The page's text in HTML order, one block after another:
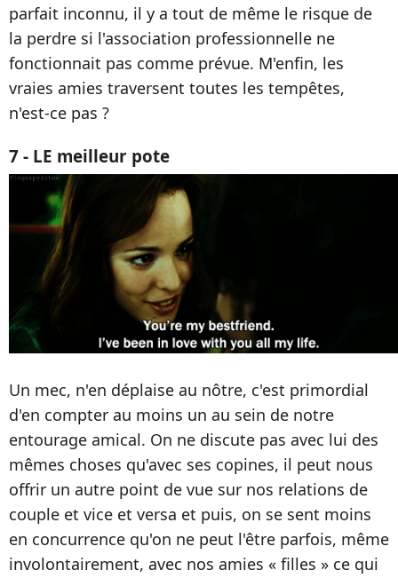
parfait inconnu, il y a tout de même le risque de
la perdre si l'association professionnelle ne
fonctionnait pas comme prévue. M'enfin, les
vraies amies traversent toutes les tempêtes,
n'est-ce pas ?
7 - LE meilleur pote
Un mec, n'en déplaise au nôtre, c'est primordial
d'en compter au moins un au sein de notre
entourage amical. On ne discute pas avec lui des
mêmes choses qu'avec ses copines, il peut nous
offrir un autre point de vue sur nos relations de
couple et vice et versa et puis, on se sent moins
en concurrence qu'on ne peut l'être parfois, même
involontairement, avec nos amies « filles » ce qui